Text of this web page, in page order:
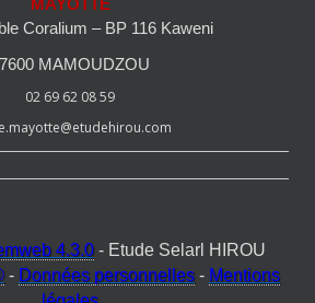
MAYOTTE
Coralium – BP 116 Kaweni
MAMOUDZOU
02 69 62 08 59
4.3.0- Etude Selarl HIROU
- Données personnelles - Mentions